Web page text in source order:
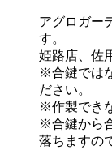
アグロガー
す。
姫路店、佐
※合鍵では
ださい。
※作製でき
※合鍵から
落ちますの